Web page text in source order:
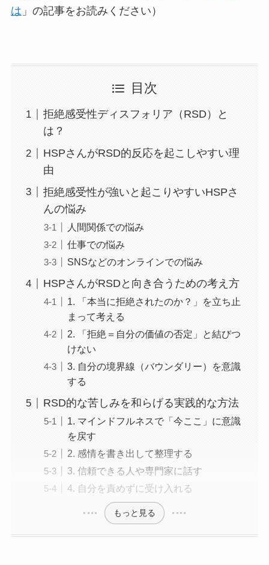
は 」の記事をお読みください）
目次
拒絶感受性ディスフォリア（RSD）と
は？
HSPさんがRSD的反応を起こしやすい理
由
拒絶感受性が強いと起こりやすいHSPさ
んの悩み
人間関係での悩み
仕事での悩み
SNSなどのオンラインでの悩み
HSPさんがRSDと向き合うための考え方
1. 「本当に拒絶されたのか？」を立ち止
まって考える
2. 「拒絶＝自分の価値の否定」と結びつ
けない
3. 自分の境界線（バウンダリー）を意識
する
RSD的な苦しみを和らげる実践的な方法
1. マインドフルネスで「今ここ」に意識
を戻す
2. 感情を書き出して整理する
3. 信頼できる人や専門家に話す
4. 自分を責めずに受け入れる
もっと見る